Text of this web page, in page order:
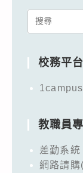
Search
校務平
教職員
差勤系統
網路請購